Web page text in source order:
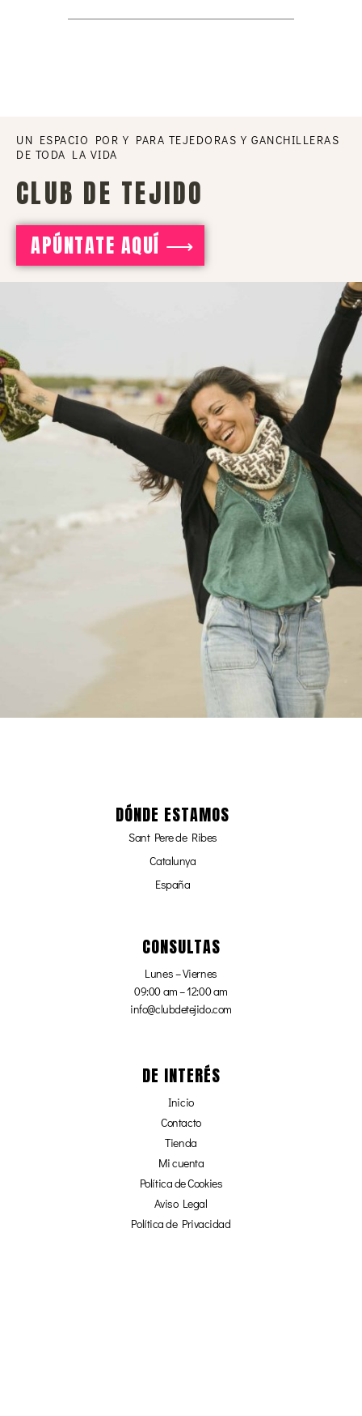
UN ESPACIO POR Y PARA TEJEDORAS Y GANCHILLERAS
DE TODA LA VIDA
CLUB DE TEJIDO
APÚNTATE AQUÍ ⟶
DÓNDE ESTAMOS
Sant Pere de Ribes
Catalunya
España
CONSULTAS
Lunes – Viernes
09:00 am – 12:00 am
info@clubdetejido.com
DE INTERÉS
Inicio
Contacto
Tienda
Mi cuenta
Política de Cookies
Aviso Legal
Política de Privacidad